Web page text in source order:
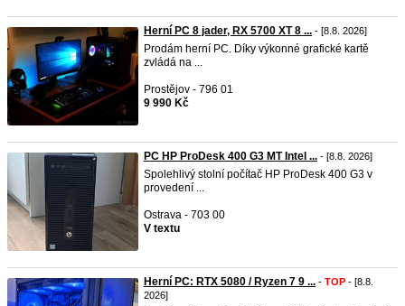
Herní PC 8 jader, RX 5700 XT 8 ... - [8.8. 2026]
Prodám herní PC. Díky výkonné grafické kartě
zvládá na ...
Prostějov - 796 01
9 990 Kč
PC HP ProDesk 400 G3 MT Intel ... - [8.8. 2026]
Spolehlivý stolní počítač HP ProDesk 400 G3 v
provedení ...
Ostrava - 703 00
V textu
Herní PC: RTX 5080 / Ryzen 7 9 ... - TOP - [8.8.
2026]